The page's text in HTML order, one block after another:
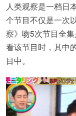
人类观察是一档日
个节目不仅是一次
察》吻5次节目全
看该节目时，其中
目中。